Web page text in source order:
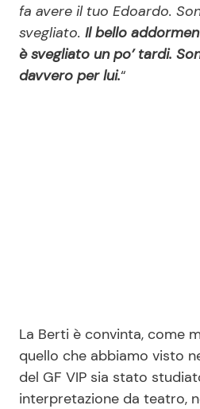
fa avere il tuo Edoardo.
svegliato. Il bello
è svegliato un po’ tardi.
davvero per lui.“
La Berti è convinta, come
quello che abbiamo visto
del GF VIP sia stato
interpretazione da teatro,